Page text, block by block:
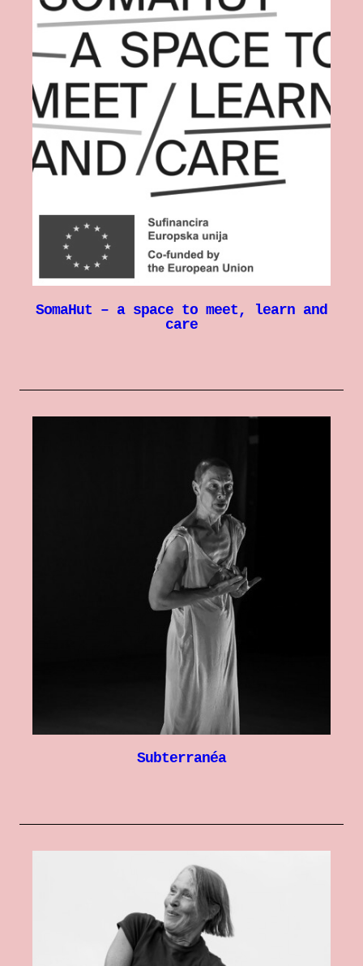
SomaHut – a space to meet, learn and
care
Subterranéa